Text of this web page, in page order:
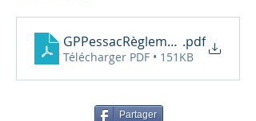
GPPessacRèglemennt2023.docx
.pdf
Télécharger PDF • 151KB
Partager